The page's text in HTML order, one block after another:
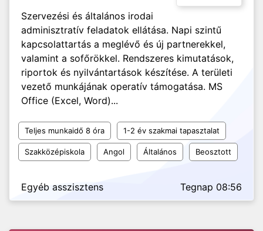
Szervezési és általános irodai
adminisztratív feladatok ellátása. Napi szintű
kapcsolattartás a meglévő és új partnerekkel,
valamint a sofőrökkel. Rendszeres kimutatások,
riportok és nyilvántartások készítése. A területi
vezető munkájának operatív támogatása. MS
Office (Excel, Word)...
Teljes munkaidő 8 óra 1-2 év szakmai tapasztalat
Szakközépiskola Angol Általános Beosztott
Egyéb asszisztens Tegnap 08:56